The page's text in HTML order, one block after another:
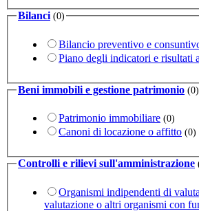
Bilanci (0)
Bilancio preventivo e
Piano degli indicatori e risultati
Beni immobili e gestione patrimonio (0)
Patrimonio immobiliare (0)
Canoni di locazione o affitto (0)
Controlli e rilievi sull'amministrazione
Organismi indipendenti di
valutazione o altri organismi con